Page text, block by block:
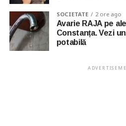
SOCIETATE 2 ore ago
Avarie RAJA pe
Constanța. Vezi
potabilă